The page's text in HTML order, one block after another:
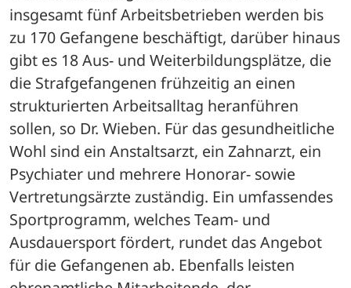
insgesamt fünf Arbeitsbetrieben werden bis
zu 170 Gefangene beschäftigt, darüber hinaus
gibt es 18 Aus- und Weiterbildungsplätze, die
die Strafgefangenen frühzeitig an einen
strukturierten Arbeitsalltag heranführen
sollen, so Dr. Wieben. Für das gesundheitliche
Wohl sind ein Anstaltsarzt, ein Zahnarzt, ein
Psychiater und mehrere Honorar- sowie
Vertretungsärzte zuständig. Ein umfassendes
Sportprogramm, welches Team- und
Ausdauersport fördert, rundet das Angebot
für die Gefangenen ab. Ebenfalls leisten